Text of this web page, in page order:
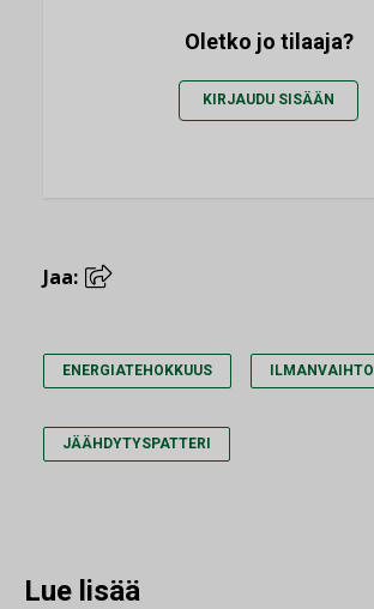
Oletko jo tilaaja?
KIRJAUDU SISÄÄN
Jaa:
ENERGIATEHOKKUUS ILMANVAIHTO
JÄÄHDYTYSPATTERI
Lue lisää